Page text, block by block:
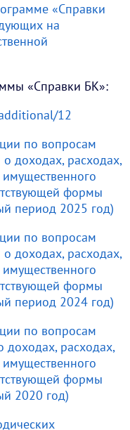
«Справки
на
«Справки БК»:
12
по вопросам
доходах, расходах,
формы
период 2025 год)
по вопросам
доходах, расходах,
формы
период 2024 год)
по вопросам
доходах, расходах,
формы
2020 год)